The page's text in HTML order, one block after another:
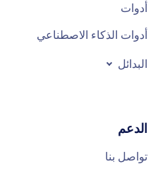
أدوات
أدوات الذكاء الاصطناعي
البدائل
الدعم
تواصل بنا